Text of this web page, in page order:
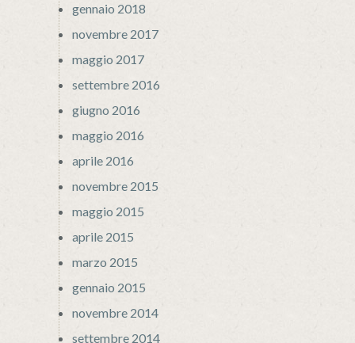
gennaio 2018
novembre 2017
maggio 2017
settembre 2016
giugno 2016
maggio 2016
aprile 2016
novembre 2015
maggio 2015
aprile 2015
marzo 2015
gennaio 2015
novembre 2014
settembre 2014